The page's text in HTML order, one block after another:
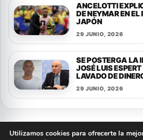
ANCELOTTI
DE NEYMAR EN
JAPÓN
29 JUNIO, 2026
SE POSTERGA LA
JOSÉ LUIS
LAVADO DE
29 JUNIO, 2026
Utilizamos cookies para ofrecerte la